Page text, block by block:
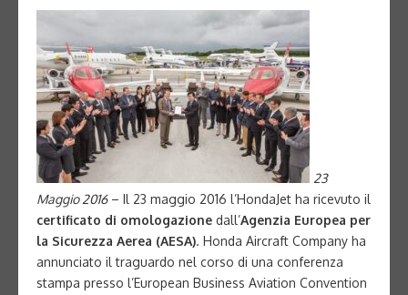
23
Maggio 2016– Il 23 maggio 2016 l’HondaJet ha ricevuto il
certificato di omologazione dall’Agenzia Europea per
la Sicurezza Aerea (AESA). Honda Aircraft Company ha
annunciato il traguardo nel corso di una conferenza
stampa presso l’European Business Aviation Convention